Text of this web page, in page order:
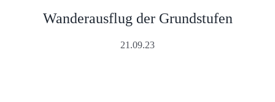
Wanderausflug der Grundstufen
21.09.23